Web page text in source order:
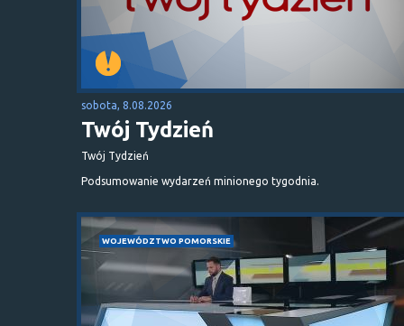
sobota, 8.08.2026
Twój Tydzień
Twój Tydzień
Podsumowanie wydarzeń minionego tygodnia.
WOJEWÓDZTWO POMORSKIE